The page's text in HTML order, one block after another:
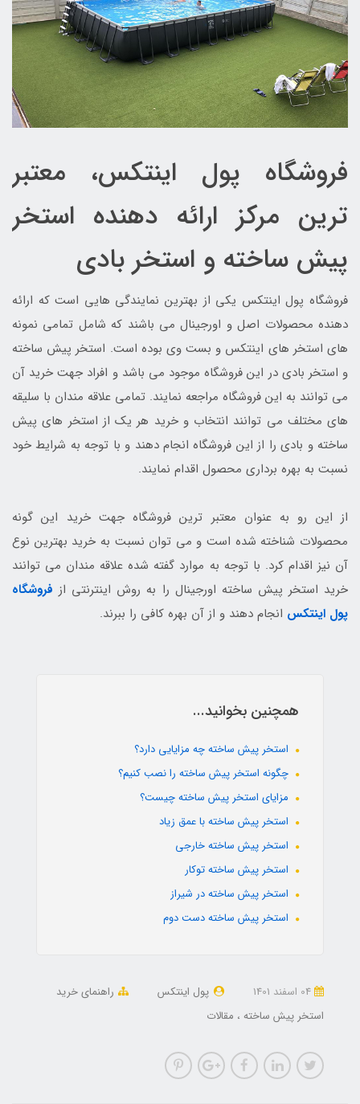
فروشگاه پول اینتکس، معتبر
ترین مرکز ارائه دهنده استخر
پیش ساخته و استخر بادی
فروشگاه پول اینتکس یکی از بهترین نمایندگی هایی است که ارائه
دهنده محصولات اصل و اورجینال می باشند که شامل تمامی نمونه
های استخر های اینتکس و بست وی بوده است. استخر پیش ساخته
و استخر بادی در این فروشگاه موجود می باشد و افراد جهت خرید آن
می توانند به این فروشگاه مراجعه نمایند. تمامی علاقه مندان با سلیقه
های مختلف می توانند انتخاب و خرید هر یک از استخر های پیش
ساخته و بادی را از این فروشگاه انجام دهند و با توجه به شرایط خود
نسبت به بهره برداری محصول اقدام نمایند.
از این رو به عنوان معتبر ترین فروشگاه جهت خرید این گونه
محصولات شناخته شده است و می توان نسبت به خرید بهترین نوع
آن نیز اقدام کرد. با توجه به موارد گفته شده علاقه مندان می توانند
خرید استخر پیش ساخته اورجینال را به روش اینترنتی از فروشگاه
پول اینتکس انجام دهند و از آن بهره کافی را ببرند.
همچنین بخوانید...
استخر پیش ساخته چه مزایایی دارد؟
چگونه استخر پیش ساخته را نصب کنیم؟
مزایای استخر پیش ساخته چیست؟
استخر پیش ساخته با عمق زیاد
استخر پیش ساخته خارجی
استخر پیش ساخته توکار
استخر پیش ساخته در شیراز
استخر پیش ساخته دست دوم
پول اینتکس
راهنمای خرید
استخر پیش ساخته
مقالات